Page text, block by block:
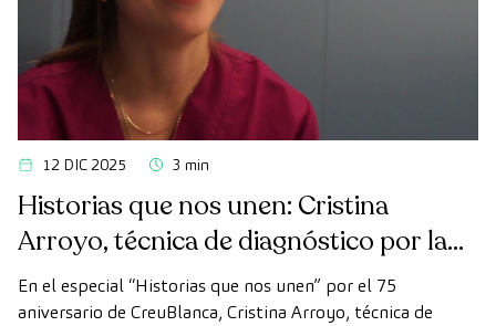
12 DIC 2025 3 min
Historias que nos unen: Cristina
Arroyo, técnica de diagnóstico por la
imagen
En el especial “Historias que nos unen” por el 75
aniversario de CreuBlanca, Cristina Arroyo, técnica de